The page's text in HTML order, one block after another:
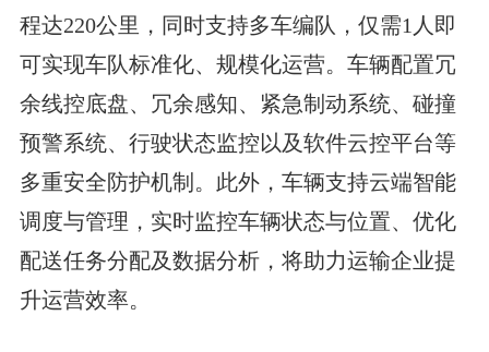
程达220公里，同时支持多车编队，仅需1人即
可实现车队标准化、规模化运营。车辆配置冗
余线控底盘、冗余感知、紧急制动系统、碰撞
预警系统、行驶状态监控以及软件云控平台等
多重安全防护机制。此外，车辆支持云端智能
调度与管理，实时监控车辆状态与位置、优化
配送任务分配及数据分析，将助力运输企业提
升运营效率。